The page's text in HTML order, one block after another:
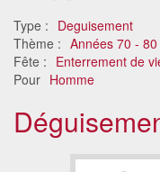
Type : Deguisement
Thème : Années 70 - 80
Fête : Enterrement de
Pour Homme